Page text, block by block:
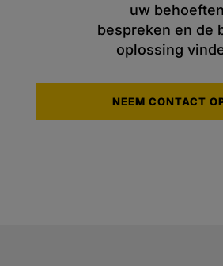
uw behoeften
bespreken en de
oplossing
NEEM CONTACT